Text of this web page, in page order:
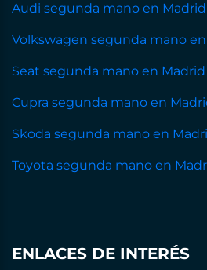
Audi segunda mano en Madrid
Volkswagen segunda mano
Seat segunda mano en Madrid
Cupra segunda mano en
Skoda segunda mano en
Toyota segunda mano en
ENLACES DE INTERÉS